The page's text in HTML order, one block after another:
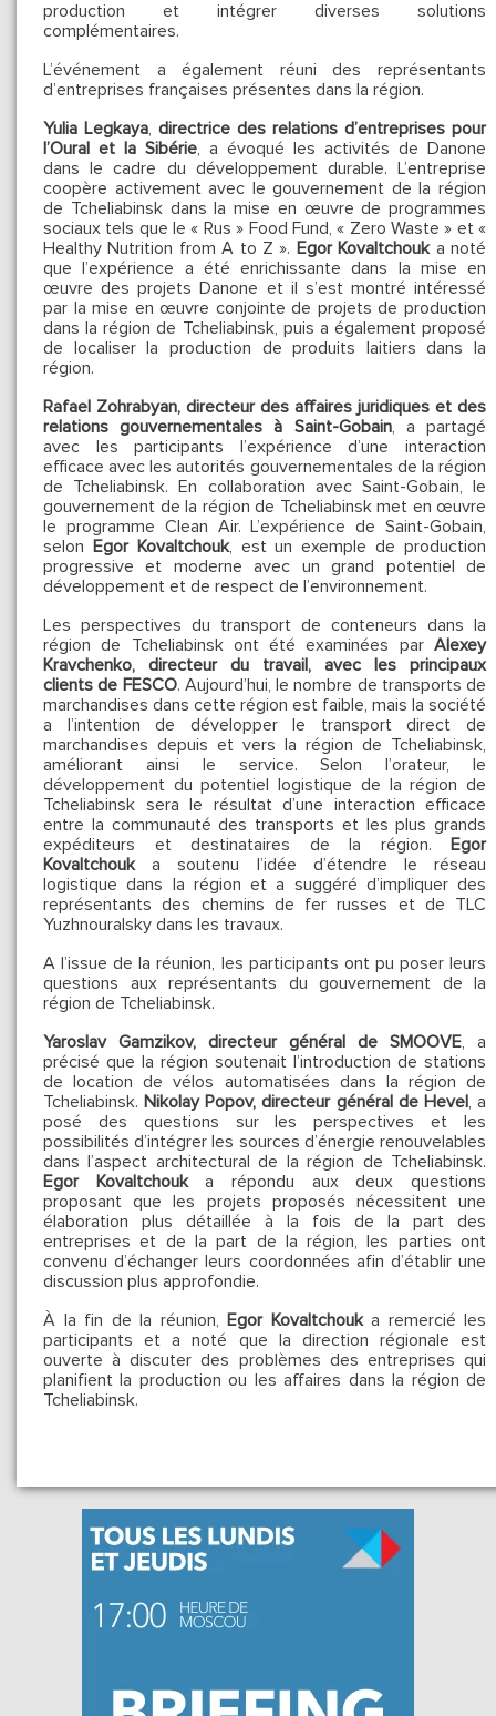
production et intégrer diverses solutions
complémentaires.
L’événement a également réuni des représentants
d’entreprises françaises présentes dans la région.
Yulia Legkaya, directrice des relations d’entreprises pour
l’Oural et la Sibérie, a évoqué les activités de Danone
dans le cadre du développement durable. L’entreprise
coopère activement avec le gouvernement de la région
de Tcheliabinsk dans la mise en œuvre de programmes
sociaux tels que le « Rus » Food Fund, « Zero Waste » et «
Healthy Nutrition from A to Z ». Egor Kovaltchouk a noté
que l’expérience a été enrichissante dans la mise en
œuvre des projets Danone et il s’est montré intéressé
par la mise en œuvre conjointe de projets de production
dans la région de Tcheliabinsk, puis a également proposé
de localiser la production de produits laitiers dans la
région.
Rafael Zohrabyan, directeur des affaires juridiques et des
relations gouvernementales à Saint-Gobain, a partagé
avec les participants l’expérience d’une interaction
efficace avec les autorités gouvernementales de la région
de Tcheliabinsk. En collaboration avec Saint-Gobain, le
gouvernement de la région de Tcheliabinsk met en œuvre
le programme Clean Air. L’expérience de Saint-Gobain,
selon Egor Kovaltchouk, est un exemple de production
progressive et moderne avec un grand potentiel de
développement et de respect de l’environnement.
Les perspectives du transport de conteneurs dans la
région de Tcheliabinsk ont ​​été examinées par Alexey
Kravchenko, directeur du travail, avec les principaux
clients de FESCO. Aujourd’hui, le nombre de transports de
marchandises dans cette région est faible, mais la société
a l’intention de développer le transport direct de
marchandises depuis et vers la région de Tcheliabinsk,
améliorant ainsi le service. Selon l’orateur, le
développement du potentiel logistique de la région de
Tcheliabinsk sera le résultat d’une interaction efficace
entre la communauté des transports et les plus grands
expéditeurs et destinataires de la région. Egor
Kovaltchouka soutenu l’idée d’étendre le réseau
logistique dans la région et a suggéré d’impliquer des
représentants des chemins de fer russes et de TLC
Yuzhnouralsky dans les travaux.
A l’issue de la réunion, les participants ont pu poser leurs
questions aux représentants du gouvernement de la
région de Tcheliabinsk.
Yaroslav Gamzikov, directeur général de SMOOVE, a
précisé que la région soutenait l’introduction de stations
de location de vélos automatisées dans la région de
Tcheliabinsk.Nikolay Popov, directeur général de Hevel, a
posé des questions sur les perspectives et les
possibilités d’intégrer les sources d’énergie renouvelables
dans l’aspect architectural de la région de Tcheliabinsk.
Egor Kovaltchouka répondu aux deux questions
proposant que les projets proposés nécessitent une
élaboration plus détaillée à la fois de la part des
entreprises et de la part de la région, les parties ont
convenu d’échanger leurs coordonnées afin d’établir une
discussion plus approfondie.
À la fin de la réunion, Egor Kovaltchouk a remercié les
participants et a noté que la direction régionale est
ouverte à discuter des problèmes des entreprises qui
planifient la production ou les affaires dans la région de
Tcheliabinsk.